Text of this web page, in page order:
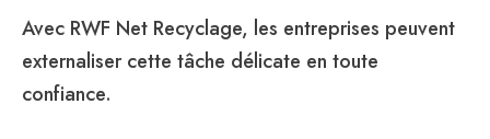
Avec RWF Net Recyclage, les entreprises peuvent
externaliser cette tâche délicate en toute
confiance.